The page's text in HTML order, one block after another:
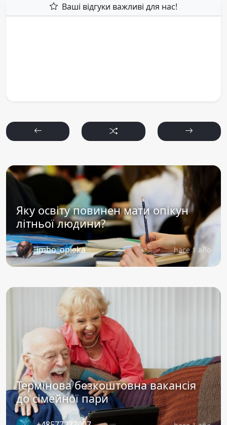
Ваші відгуки важливі для нас!
Яку освіту повинен мати опікун
літньої людини?
imbo_opieka hace 1 año
Термінова безкоштовна вакансія
до сімейної пари